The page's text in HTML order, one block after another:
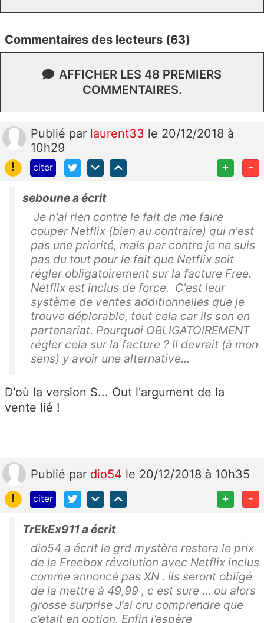
Commentaires des lecteurs (63)
AFFICHER LES 48 PREMIERS
COMMENTAIRES.
Publié par laurent33 le 20/12/2018 à
10h29
!
citer + -
seboune a écrit
Je n'ai rien contre le fait de me faire
couper Netflix (bien au contraire) qui n'est
pas une priorité, mais par contre je ne suis
pas du tout pour le fait que Netflix soit
régler obligatoirement sur la facture Free.
Netflix est inclus de force. C'est leur
système de ventes additionnelles que je
trouve déplorable, tout cela car ils son en
partenariat. Pourquoi OBLIGATOIREMENT
régler cela sur la facture ? Il devrait (à mon
sens) y avoir une alternative...
D'où la version S... Out l'argument de la
vente lié !
Publié par dio54 le 20/12/2018 à 10h35
!
citer + -
TrEkEx911 a écrit
dio54 a écrit le grd mystère restera le prix
de la Freebox révolution avec Netflix inclus
comme annoncé pas XN . ils seront obligé
de la mettre à 49,99 , c est sure ... ou alors
grosse surprise J’ai cru comprendre que
c’etait en option. Enfin j’espère